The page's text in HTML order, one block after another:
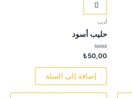
أدب
حليب أسود
تم
التقييم
0
₺50,00
إضافة إلى السلة